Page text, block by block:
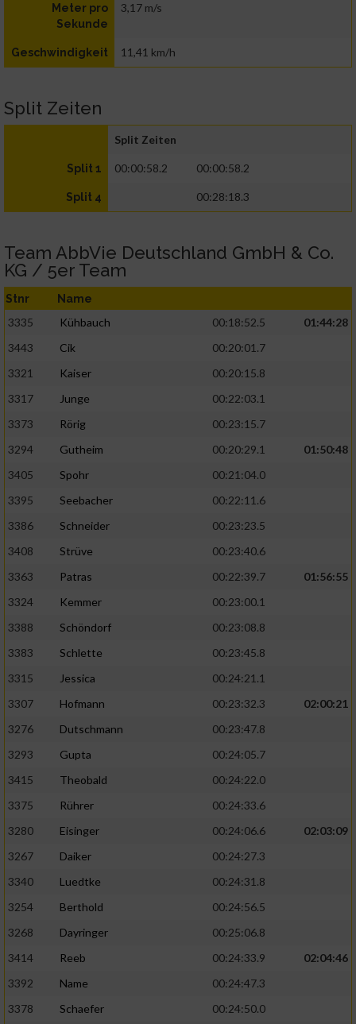
Meter pro
Sekunde
3,17 m/s
Geschwindigkeit 11,41 km/h
Split Zeiten
Split Zeiten
Split 1 00:00:58.2 00:00:58.2
Split 4 00:28:18.3
Team AbbVie Deutschland GmbH & Co.
KG / 5er Team
Stnr Name
3335 Kühbauch 00:18:52.5
01:44:28
3443
Cik
00:20:01.7
3321
Kaiser
00:20:15.8
3317
Junge
00:22:03.1
3373
Rörig
00:23:15.7
3294
Gutheim 00:20:29.1
01:50:48
3405
Spohr
00:21:04.0
3395
Seebacher
00:22:11.6
3386
Schneider
00:23:23.5
3408
Strüve
00:23:40.6
3363
Patras 00:22:39.7
01:56:55
3324
Kemmer
00:23:00.1
3388
Schöndorf
00:23:08.8
3383
Schlette
00:23:45.8
3315
Jessica
00:24:21.1
3307
Hofmann 00:23:32.3
02:00:21
3276
Dutschmann
00:23:47.8
3293
Gupta
00:24:05.7
3415
Theobald
00:24:22.0
3375
Rührer
00:24:33.6
3280
Eisinger 00:24:06.6
02:03:09
3267
Daiker
00:24:27.3
3340
Luedtke
00:24:31.8
3254
Berthold
00:24:56.5
3268
Dayringer
00:25:06.8
3414
Reeb 00:24:33.9
02:04:46
3392
Name
00:24:47.3
3378
Schaefer
00:24:50.0